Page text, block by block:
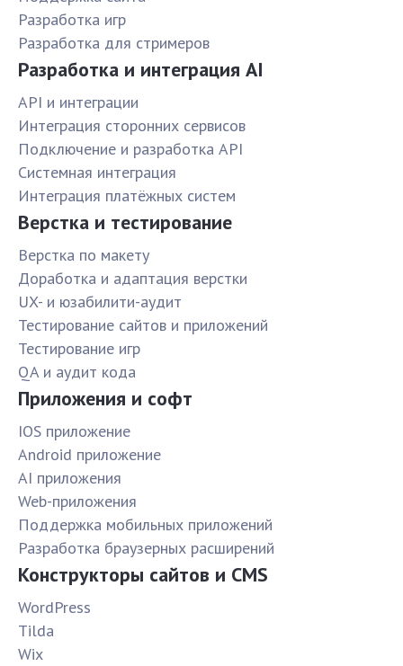
Разработка игр
Разработка для стримеров
Разработка и интеграция AI
API и интеграции
Интеграция сторонних сервисов
Подключение и разработка API
Системная интеграция
Интеграция платёжных систем
Верстка и тестирование
Верстка по макету
Доработка и адаптация верстки
UX- и юзабилити-аудит
Тестирование сайтов и приложений
Тестирование игр
QA и аудит кода
Приложения и софт
IOS приложение
Android приложение
AI приложения
Web-приложения
Поддержка мобильных приложений
Разработка браузерных расширений
Конструкторы сайтов и CMS
WordPress
Tilda
Wix